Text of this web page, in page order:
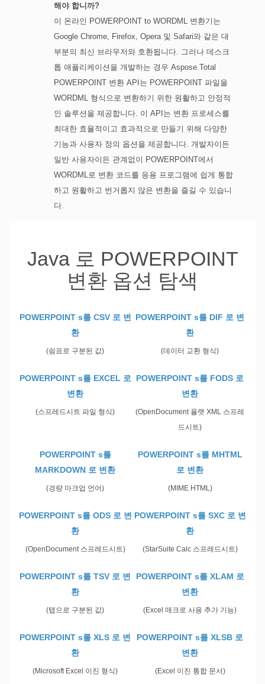
해야 합니까?
이 온라인 POWERPOINT to WORDML 변환기는
Google Chrome, Firefox, Opera 및 Safari와 같은 대
부분의 최신 브라우저와 호환됩니다. 그러나 데스크
톱 애플리케이션을 개발하는 경우 Aspose.Total
POWERPOINT 변환 API는 POWERPOINT 파일을
WORDML 형식으로 변환하기 위한 원활하고 안정적
인 솔루션을 제공합니다. 이 API는 변환 프로세스를
최대한 효율적이고 효과적으로 만들기 위해 다양한
기능과 사용자 정의 옵션을 제공합니다. 개발자이든
일반 사용자이든 관계없이 POWERPOINT에서
WORDML로 변환 코드를 응용 프로그램에 쉽게 통합
하고 원활하고 번거롭지 않은 변환을 즐길 수 있습니
다.
Java 로 POWERPOINT
변환 옵션 탐색
POWERPOINT s를 CSV 로 변
환
(쉼표로 구분된 값)
POWERPOINT s를 DIF 로 변
환
(데이터 교환 형식)
POWERPOINT s를 EXCEL 로
변환
(스프레드시트 파일 형식)
POWERPOINT s를 FODS 로
변환
(OpenDocument 플랫 XML 스프레
드시트)
POWERPOINT s를
MARKDOWN 로 변환
(경량 마크업 언어)
POWERPOINT s를 MHTML
로 변환
(MIME HTML)
POWERPOINT s를 ODS 로 변
환
(OpenDocument 스프레드시트)
POWERPOINT s를 SXC 로 변
환
(StarSuite Calc 스프레드시트)
POWERPOINT s를 TSV 로 변
환
(탭으로 구분된 값)
POWERPOINT s를 XLAM 로
변환
(Excel 매크로 사용 추가 기능)
POWERPOINT s를 XLS 로 변
환
(Microsoft Excel 이진 형식)
POWERPOINT s를 XLSB 로
변환
(Excel 이진 통합 문서)